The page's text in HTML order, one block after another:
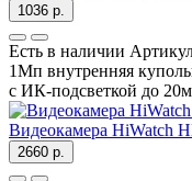
1036 р.
Есть в наличии
1Мп внутренняя
с ИК-подсветкой до
Видеокамера HiWatch
2660 р.